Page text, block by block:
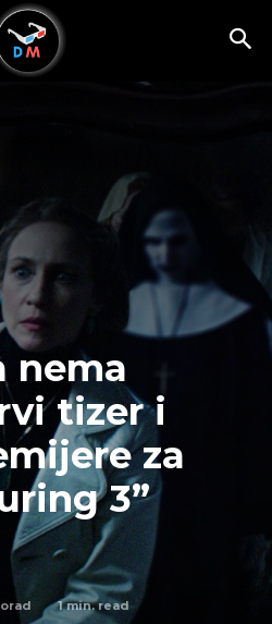
nema
tizer i
za
3”
1min. read